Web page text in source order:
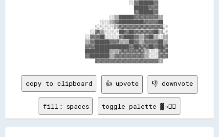
                                          ░░▓▓██████▓▓
                                            ██████▓▓▓▓
                                            ▓▓██████▓▓
                                  ░░▒▒██████▓▓▓▓▓▓▓▓▓▓▒▒
                              ░░░░▒▒▓▓██████████▓▓▓▓▓▓██
                            ░░░░░░░░▒▒▓▓▓▓▓▓▓▓▓▓▓▓▓▓▓▓▓▓░░
                          ░░▓▓▒▒░░░░░░██▓▓██▓▓▓▓▓▓▓▓██▒▒░░
                        ░░▓▓▓▓██░░░░░░▓▓████▓▓▒▒▓▓██▒▒░░▒▒
                        ▒▒▓▓██████▓▓▓▓▒▒▒▒██▓▓▒▒▓▓▓▓▓▓██▒▒
                        ▓▓▓▓██████████████▓▓██▓▓▓▓██▓▓██▓▓
                        ██████████▒▒▒▒▓▓▓▓▓▓▓▓▓▓▒▒░░░░▓▓▓▓
                        ▓▓████████▒▒▓▓▓▓▓▓▓▓▓▓▓▓▒▒░░░░▓▓▓▓
copy to clipboard 👍 upvote 👎 downvote
fill: spaces toggle palette ▓→✊🏽